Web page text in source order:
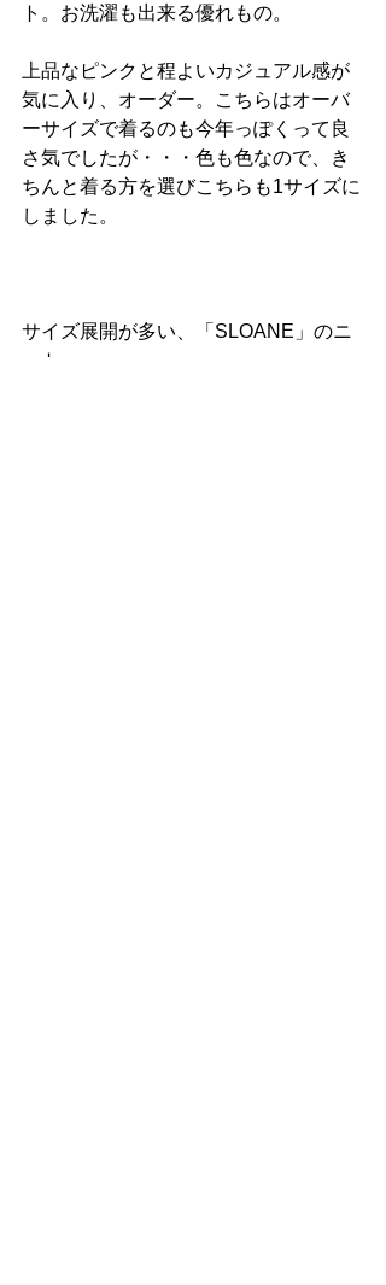
ト。お洗濯も出来る優れもの。
上品なピンクと程よいカジュアル感が
気に入り、オーダー。こちらはオーバ
ーサイズで着るのも今年っぽくって良
さ気でしたが・・・色も色なので、き
ちんと着る方を選びこちらも1サイズに
しました。
サイズ展開が多い、「SLOANE」のニ
ット。